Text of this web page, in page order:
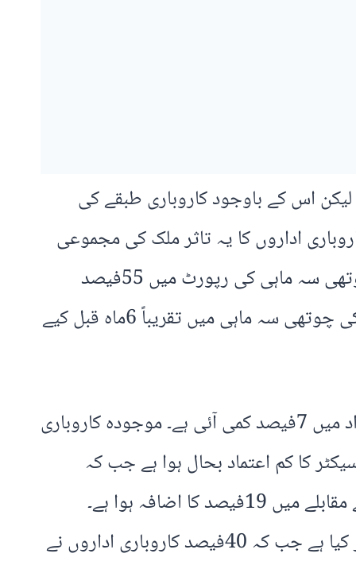
لیکن اس کے باوجود کاروباری طبقے کی
اداروں کا یہ تاثر ملک کی مجموعی
سیاسی صورتحال کی عکاسی کرتاہے۔ گیلپ پاکستان کی بزنس کانفیڈنس انڈیکس 2024کی چوتھی سہ ماہی کی رپورٹ میں 55فیصد
کاروباری اداروں کے مطابق ان کے کاروبار اس وقت اچھے یا بہت اچھے چل رہے ہیں۔ سال 2024 کی چوتھی سہ ماہی میں تقریباً 6ماہ قبل کیے
سروے رپورٹ کے مطابق خراب ترین کاروباری حالات کا تاثر دینے والے کاروباری اداروں کی تعداد میں 7فیصد کمی آئی ہے۔ موجودہ کاروباری
کا کم اعتماد بحال ہوا ہے جب کہ
مستقبل کے بارے میں کاروباری ادارے زیادہ پُرامید ہیں اور اعتماد کے اسکور میں گزشتہ 6ماہ کے مقابلے میں 19فیصد کا اضافہ ہوا ہے۔
چوتھی سہ ماہی میں 60فیصد کاروباری اداروں نے مستقبل کے بارے میں مثبت توقعات کاا ظہار کیا ہے جب کہ 40فیصد کاروباری اداروں نے